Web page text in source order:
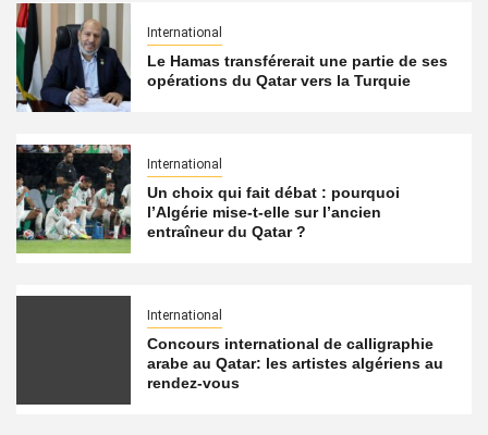
International
Le Hamas transférerait une partie de ses
opérations du Qatar vers la Turquie
International
Un choix qui fait débat : pourquoi
l’Algérie mise-t-elle sur l’ancien
entraîneur du Qatar ?
International
Concours international de calligraphie
arabe au Qatar: les artistes algériens au
rendez-vous